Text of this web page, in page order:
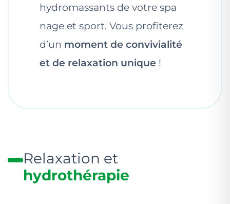
hydromassants de votre spa
nage et sport. Vous profiterez
d’un moment de convivialité
et de relaxation unique !
Relaxation et
hydrothérapie